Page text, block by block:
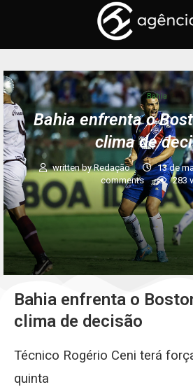
Bahia
Bahia enfrenta o
clima de
written byRedação 13 de
comments
283
Bahia enfrenta o
clima de decisão
Técnico Rogério Ceni terá
quinta